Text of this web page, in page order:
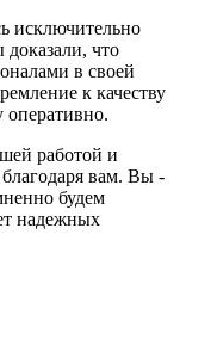
исключительно
что
в своей
к качеству
оперативно.
работой и
благодаря вам. Вы -
будем
надежных